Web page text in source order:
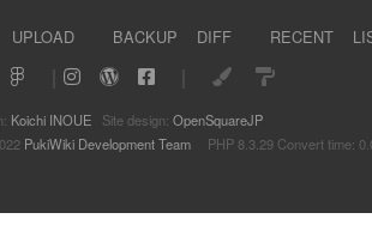
UPLOAD BACKUP DIFF RECENT
Koichi INOUE Site design: OpenSquareJP
PukiWiki Development TeamPHP 8.3.29 Convert time: